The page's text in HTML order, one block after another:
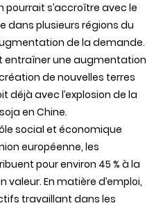
s’accroître avec le
dans plusieurs régions du
de la demande.
entraîner une augmentation
de nouvelles terres
déjà avec l’explosion de la
en Chine.
social et économique
européenne, les
pour environ 45 % à la
En matière d’emploi,
travaillant dans les